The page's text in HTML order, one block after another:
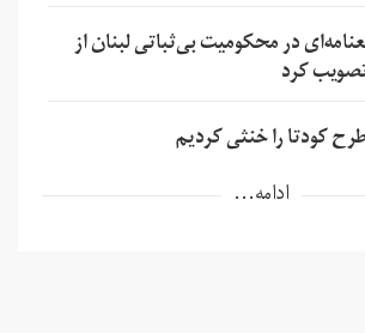
در محکومیت بی‌ثباتی لبنان از
کرد
کودتا را خنثی کردیم
ادامه...